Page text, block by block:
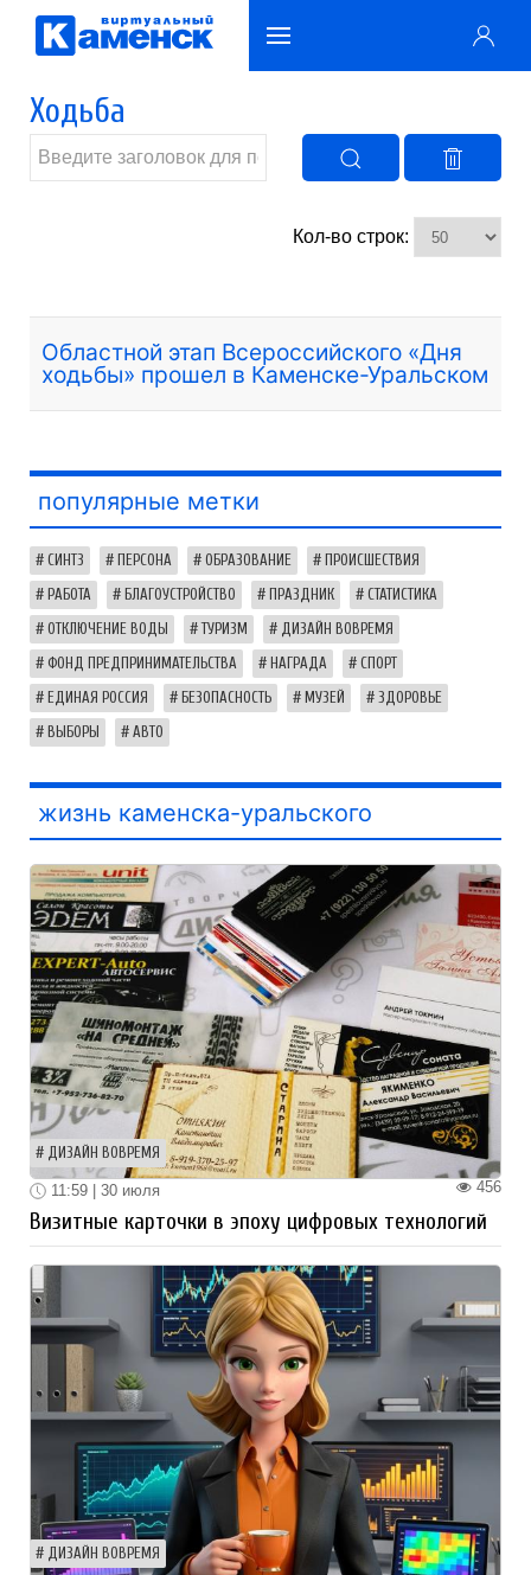
Ходьба
Кол-во строк:
Областной этап Всероссийского «Дня
ходьбы» прошел в Каменске-Уральском
популярные метки
СИНТЗ ПЕРСОНА ОБРАЗОВАНИЕ ПРОИСШЕСТВИЯ
РАБОТА БЛАГОУСТРОЙСТВО ПРАЗДНИК СТАТИСТИКА
ОТКЛЮЧЕНИЕ ВОДЫ ТУРИЗМ ДИЗАЙН ВОВРЕМЯ
ФОНД ПРЕДПРИНИМАТЕЛЬСТВА НАГРАДА СПОРТ
ЕДИНАЯ РОССИЯ БЕЗОПАСНОСТЬ МУЗЕЙ ЗДОРОВЬЕ
ВЫБОРЫ АВТО
жизнь каменска-уральского
ДИЗАЙН ВОВРЕМЯ
456
11:59 | 30 июля
Визитные карточки в эпоху цифровых технологий
ДИЗАЙН ВОВРЕМЯ